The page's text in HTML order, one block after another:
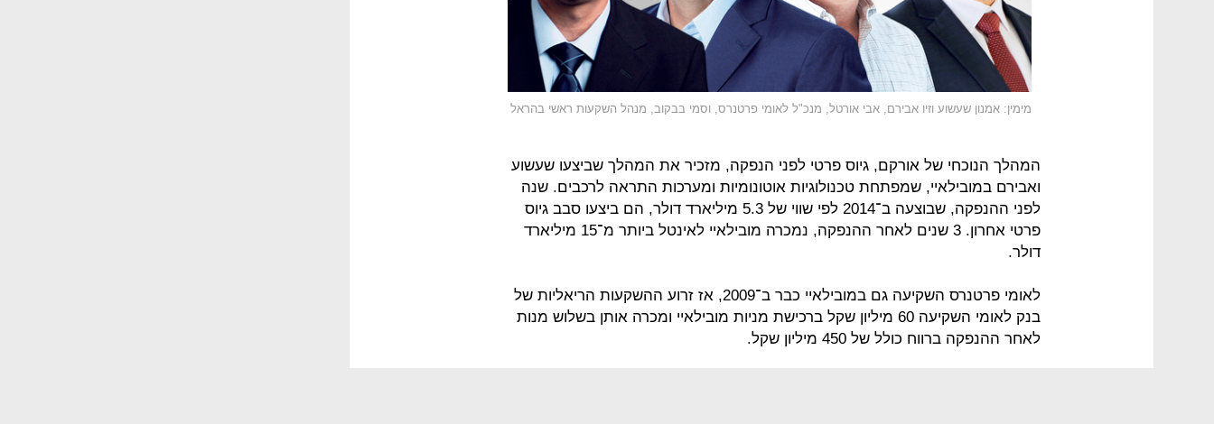
מימין: אמנון שעשוע וזיו אבירם, אבי אורטל, מנכ"ל לאומי פרטנרס, וסמי בבקוב, מנהל השקעות ראשי בהראל
המהלך הנוכחי של אורקם, גיוס פרטי לפני הנפקה, מזכיר את המהלך שביצעו שעשוע
ואבירם במובילאיי, שמפתחת טכנולוגיות אוטונומיות ומערכות התראה לרכבים. שנה
לפני ההנפקה, שבוצעה ב־2014 לפי שווי של 5.3 מיליארד דולר, הם ביצעו סבב גיוס
פרטי אחרון. 3 שנים לאחר ההנפקה, נמכרה מובילאיי לאינטל ביותר מ־15 מיליארד
דולר.
לאומי פרטנרס השקיעה גם במובילאיי כבר ב־2009, אז זרוע ההשקעות הריאליות של
בנק לאומי השקיעה 60 מיליון שקל ברכישת מניות מובילאיי ומכרה אותן בשלוש מנות
לאחר ההנפקה ברווח כולל של 450 מיליון שקל.